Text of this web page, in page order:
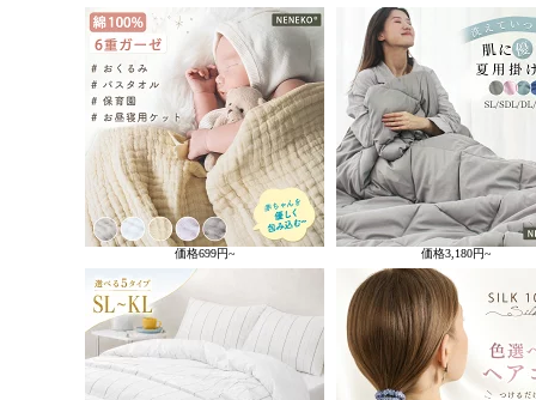
価格699円~ 価格3,180円~